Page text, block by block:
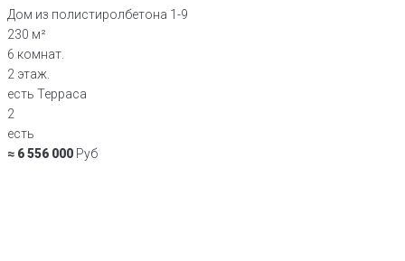
Дом из полистиролбетона 1-9
230 м²
6 комнат.
2 этаж.
есть Терраса
2
есть
≈ 6 556 000 Руб